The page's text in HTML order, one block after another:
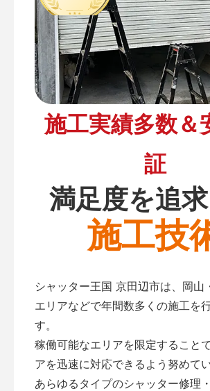
施工実績多数＆
証
満足度を追
施工技
シャッター王国 京田辺市は、岡山
エリアなどで年間数多くの施工を
す。
稼働可能なエリアを限定すること
アを迅速に対応できるよう努めてい
あらゆるタイプのシャッター修理